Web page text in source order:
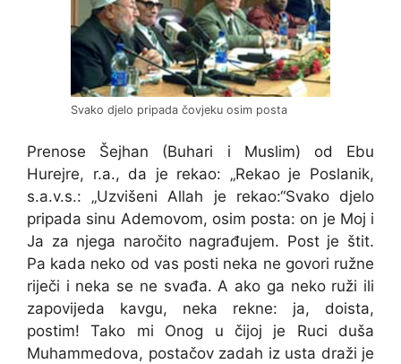
Svako djelo pripada čovjeku osim posta
Prenose Šejhan (Buhari i Muslim) od Ebu
Hurejre, r.a., da je rekao: „Rekao je Poslanik,
s.a.v.s.: „Uzvišeni Allah je rekao:“Svako djelo
pripada sinu Ademovom, osim posta: on je Moj i
Ja za njega naročito nagrađujem. Post je štit.
Pa kada neko od vas posti neka ne govori ružne
riječi i neka se ne svađa. A ako ga neko ruži ili
zapovijeda kavgu, neka rekne: ja, doista,
postim! Tako mi Onog u čijoj je Ruci duša
Muhammedova, postačov zadah iz usta draži je